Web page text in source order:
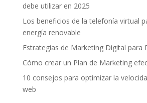
debe utilizar en 2025
Los beneficios de la telefonía virtual
energía renovable
Estrategias de Marketing Digital para
Cómo crear un Plan de Marketing
10 consejos para optimizar la
web